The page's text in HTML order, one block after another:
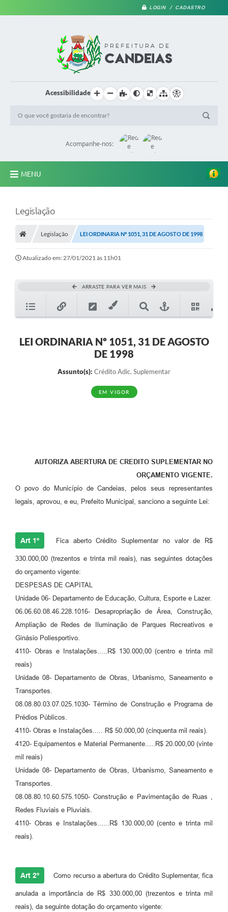
LOGIN / CADASTRO
Acessibilidade
Acompanhe-nos:
MENU
A Prefeitura
Diário Oficial
TRANSPARÊNCIA
Contato
Notícias
Denúncia de Lotes sujos e entulhos
Canal da Ouvidoria
Publicações
Creche Municipal
Plano Diretor
Farmácia Municipal
REMUME
Contratos
Legislação
Editais
Legislação para Concurso
Sic
combate à pandemia do COVID -19
Lei Aldir Blanc
Prestação de Contas Secretária de Saúde
Prestação de Contas Secretaria de Educação
Legislação
Legislação LEI ORDINARIA Nº 1051, 31 DE AGOSTO DE 1998
Atualizado em: 27/01/2021 às 11h01
ARRASTE PARA VER MAIS
LEI ORDINARIA Nº 1051, 31 DE AGOSTO
DE 1998
Assunto(s): Crédito Adic. Suplementar
EM VIGOR
AUTORIZA ABERTURA DE CREDITO SUPLEMENTAR NO
ORÇAMENTO VIGENTE.
O povo do Município de Candeias, pelos seus representantes
legais, aprovou, e eu, Prefeito Municipal, sanciono a seguinte Lei:
Art 1º Fica aberto Crédito Suplementar no valor de R$
330.000,00 (trezentos e trinta mil reais), nas seguintes dotações
do orçamento vigente:
DESPESAS DE CAPITAL
Unidade 06- Departamento de Educação, Cultura, Esporte e Lazer.
06.06.60.08.46.228.1016- Desapropriação de Área, Construção,
Ampliação de Redes de Iluminação de Parques Recreativos e
Ginásio Poliesportivo.
4110- Obras e Instalações.....R$ 130.000,00 (centro e trinta mil
reais)
Unidade 08- Departamento de Obras, Urbanismo, Saneamento e
Transportes.
08.08.80.03.07.025.1030- Término de Construção e Programa de
Prédios Públicos.
4110- Obras e Instalações..... R$ 50.000,00 (cinquenta mil reais).
4120- Equipamentos e Material Permanente.....R$ 20.000,00 (vinte
mil reais)
Unidade 08- Departamento de Obras, Urbanismo, Saneamento e
Transportes.
08.08.80.10.60.575.1050- Construção e Pavimentação de Ruas ,
Redes Fluviais e Pluviais.
4110- Obras e Instalações......R$ 130.000,00 (cento e trinta mil
reais).
Art 2º Como recurso a abertura do Crédito Suplementar, fica
anulada a importância de R$ 330.000,00 (trezentos e trinta mil
reais), da seguinte dotação do orçamento vigente: